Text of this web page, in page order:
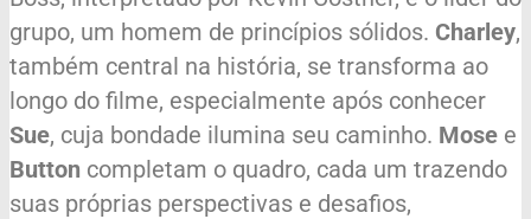
grupo, um homem de princípios sólidos. Charley,
também central na história, se transforma ao
longo do filme, especialmente após conhecer
Sue, cuja bondade ilumina seu caminho. Mose e
Button completam o quadro, cada um trazendo
suas próprias perspectivas e desafios,